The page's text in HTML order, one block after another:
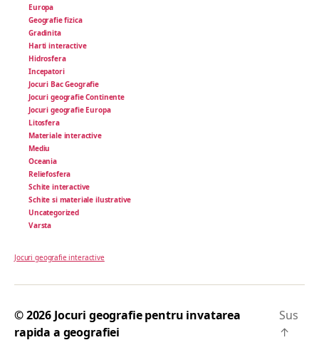
Europa
Geografie fizica
Gradinita
Harti interactive
Hidrosfera
Incepatori
Jocuri Bac Geografie
Jocuri geografie Continente
Jocuri geografie Europa
Litosfera
Materiale interactive
Mediu
Oceania
Reliefosfera
Schite interactive
Schite si materiale ilustrative
Uncategorized
Varsta
Jocuri geografie interactive
© 2026 Jocuri geografie pentru invatarea
rapida a geografiei
Sus
↑